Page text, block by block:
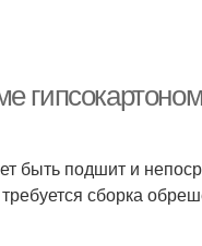
быть подшит и
сборка